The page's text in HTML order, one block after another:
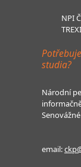
NPI
studia?
Národní
email: